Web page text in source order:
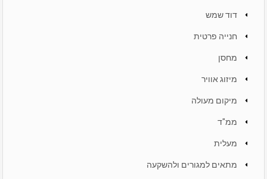
דוד שמש
חנייה פרטית
מחסן
מיזוג אוויר
מיקום מעולה
ממ"ד
מעלית
מתאים למגורים ולהשקעה